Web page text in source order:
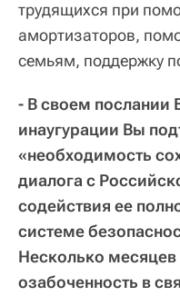
трудящихся при
амортизаторов,
семьям, поддержку
- В своем послании
инаугурации Вы
«необходимость
диалога с
содействия ее
системе
Несколько
озабоченность в